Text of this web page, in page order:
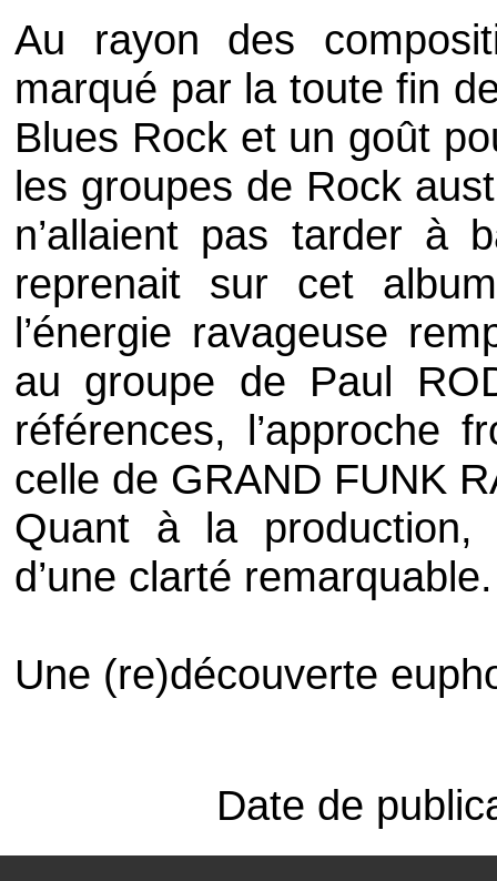
Au rayon des
marqué par la toute fin
Blues Rock et un goût
les groupes de Rock
n’allaient pas tarder à
reprenait sur cet
l’énergie ravageuse
au groupe de Paul
références, l’approche
celle de GRAND FUNK
Quant à la production,
d’une clarté remarquable.
Une (re)découverte
Date de